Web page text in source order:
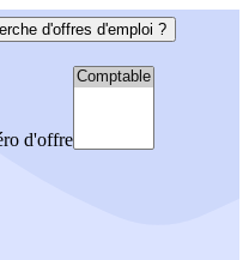
d'offres d'emploi ?
d'offre